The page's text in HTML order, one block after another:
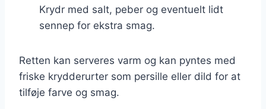
Krydr med salt, peber og eventuelt lidt
sennep for ekstra smag.
Retten kan serveres varm og kan pyntes med
friske krydderurter som persille eller dild for at
tilføje farve og smag.